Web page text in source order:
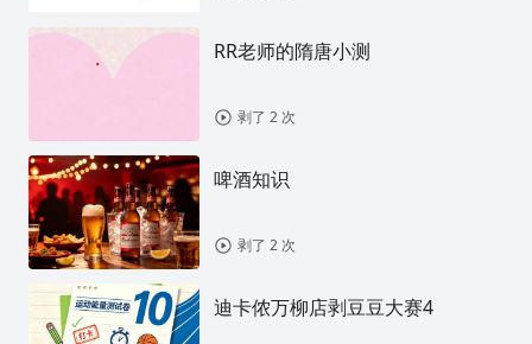
RR老师的隋唐小测
剥了 2 次
啤酒知识
剥了 2 次
迪卡侬万柳店剥豆豆大赛4